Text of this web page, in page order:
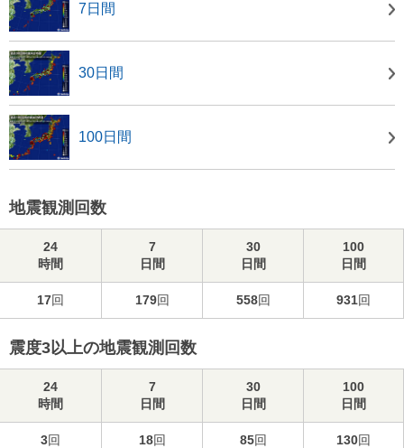
7日間
30日間
100日間
地震観測回数
24
時間
7
日間
30
日間
100
日間
17回 179回 558回 931回
震度3以上の地震観測回数
24
時間
7
日間
30
日間
100
日間
3回 18回 85回 130回